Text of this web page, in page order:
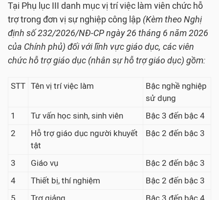
Tại Phụ lục III danh mục vị trí việc làm viên chức hỗ
trợ trong đơn vị sự nghiệp công lập (Kèm theo Nghị
định số 232/2026/NĐ-CP ngày 26 tháng 6 năm 2026
của Chính phủ) đối với lĩnh vực giáo dục, các viên
chức hỗ trợ giáo dục (nhân sự hỗ trợ giáo dục) gồm:
STT Tên vị trí việc làm
Bậc nghề nghiệp
sử dụng
1
Tư vấn học sinh, sinh viên
Bậc 3 đến bậc 4
2
Hỗ trợ giáo dục người khuyết
tật
Bậc 2 đến bậc 3
3 Giáo vụ
Bậc 2 đến bậc 3
4
Thiết bị, thí nghiệm
Bậc 2 đến bậc 3
5
Trợ giảng Bậc 3 đến bậc 4